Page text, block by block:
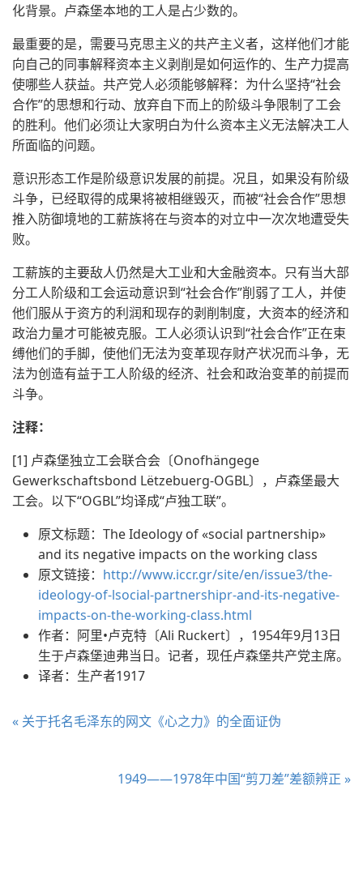
化背景。卢森堡本地的工人是占少数的。
最重要的是，需要马克思主义的共产主义者，这样他们才能
向自己的同事解释资本主义剥削是如何运作的、生产力提高
使哪些人获益。共产党人必须能够解释：为什么坚持“社会
合作”的思想和行动、放弃自下而上的阶级斗争限制了工会
的胜利。他们必须让大家明白为什么资本主义无法解决工人
所面临的问题。
意识形态工作是阶级意识发展的前提。况且，如果没有阶级
斗争，已经取得的成果将被相继毁灭，而被“社会合作”思想
推入防御境地的工薪族将在与资本的对立中一次次地遭受失
败。
工薪族的主要敌人仍然是大工业和大金融资本。只有当大部
分工人阶级和工会运动意识到“社会合作”削弱了工人，并使
他们服从于资方的利润和现存的剥削制度，大资本的经济和
政治力量才可能被克服。工人必须认识到“社会合作”正在束
缚他们的手脚，使他们无法为变革现存财产状况而斗争，无
法为创造有益于工人阶级的经济、社会和政治变革的前提而
斗争。
注释：
[1] 卢森堡独立工会联合会〔Onofhängege
Gewerkschaftsbond Lëtzebuerg-OGBL〕，卢森堡最大
工会。以下“OGBL”均译成“卢独工联”。
原文标题：The Ideology of «social partnership»
and its negative impacts on the working class
原文链接： http://www.iccr.gr/site/en/issue3/the-
ideology-of-lsocial-partnershipr-and-its-negative-
impacts-on-the-working-class.html
作者：阿里•卢克特〔Ali Ruckert〕，1954年9月13日
生于卢森堡迪弗当日。记者，现任卢森堡共产党主席。
译者：生产者1917
« 关于托名毛泽东的网文《心之力》的全面证伪
1949——1978年中国“剪刀差”差额辨正 »